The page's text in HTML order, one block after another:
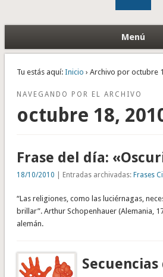
Menú
Tu estás aquí: Inicio › Archivo por octubre
NAVEGANDO POR EL ARCHIVO
octubre 18,
Frase del día:
18/10/2010 | Entradas archivadas: Frases
“Las religiones, como las luciérnagas,
brillar”. Arthur Schopenhauer (Alemania,
alemán.